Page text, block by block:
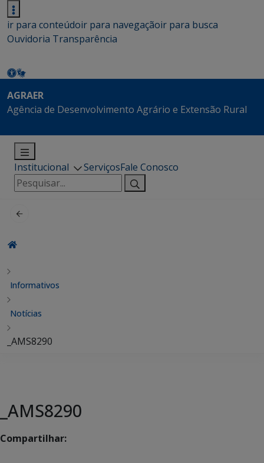
ir para conteúdoir para navegaçãoir para busca
Ouvidoria Transparência
AGRAER
Agência de Desenvolvimento Agrário e Extensão Rural
Institucional ServiçosFale Conosco
Pesquisar
por:
Informativos
Notícias
_AMS8290
_AMS8290
Compartilhar: